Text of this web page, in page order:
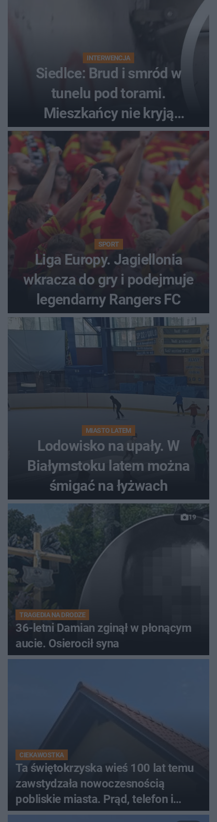
INTERWENCJA
Siedlce: Brud i smród w
tunelu pod torami.
Mieszkańcy nie kryją
oburzenia!
SPORT
Liga Europy. Jagiellonia
wkracza do gry i podejmuje
legendarny Rangers FC
MIASTO LATEM
Lodowisko na upały. W
Białymstoku latem można
śmigać na łyżwach
19
TRAGEDIA NA DRODZE
36-letni Damian zginął w płonącym
aucie. Osierocił syna
CIEKAWOSTKA
Ta świętokrzyska wieś 100 lat temu
zawstydzała nowoczesnością
pobliskie miasta. Prąd, telefon i
luksusowa auta